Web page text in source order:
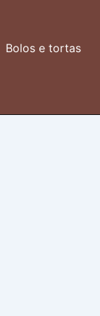
Bolos e tortas